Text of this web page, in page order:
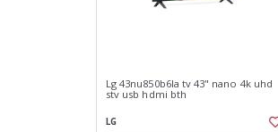
Lg 43nu850b6la tv 43" nano 4k uhd
stv usb hdmi bth
LG